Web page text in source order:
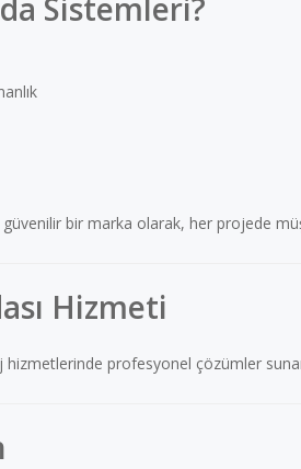
güvenilir bir marka olarak, her projede
Hizmeti
hizmetlerinde profesyonel çözümler